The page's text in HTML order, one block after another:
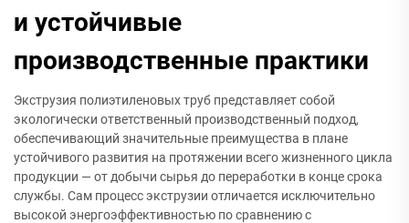
и устойчивые
производственные практики
Экструзия полиэтиленовых труб представляет собой
экологически ответственный производственный подход,
обеспечивающий значительные преимущества в плане
устойчивого развития на протяжении всего жизненного цикла
продукции — от добычи сырья до переработки в конце срока
службы. Сам процесс экструзии отличается исключительно
высокой энергоэффективностью по сравнению с